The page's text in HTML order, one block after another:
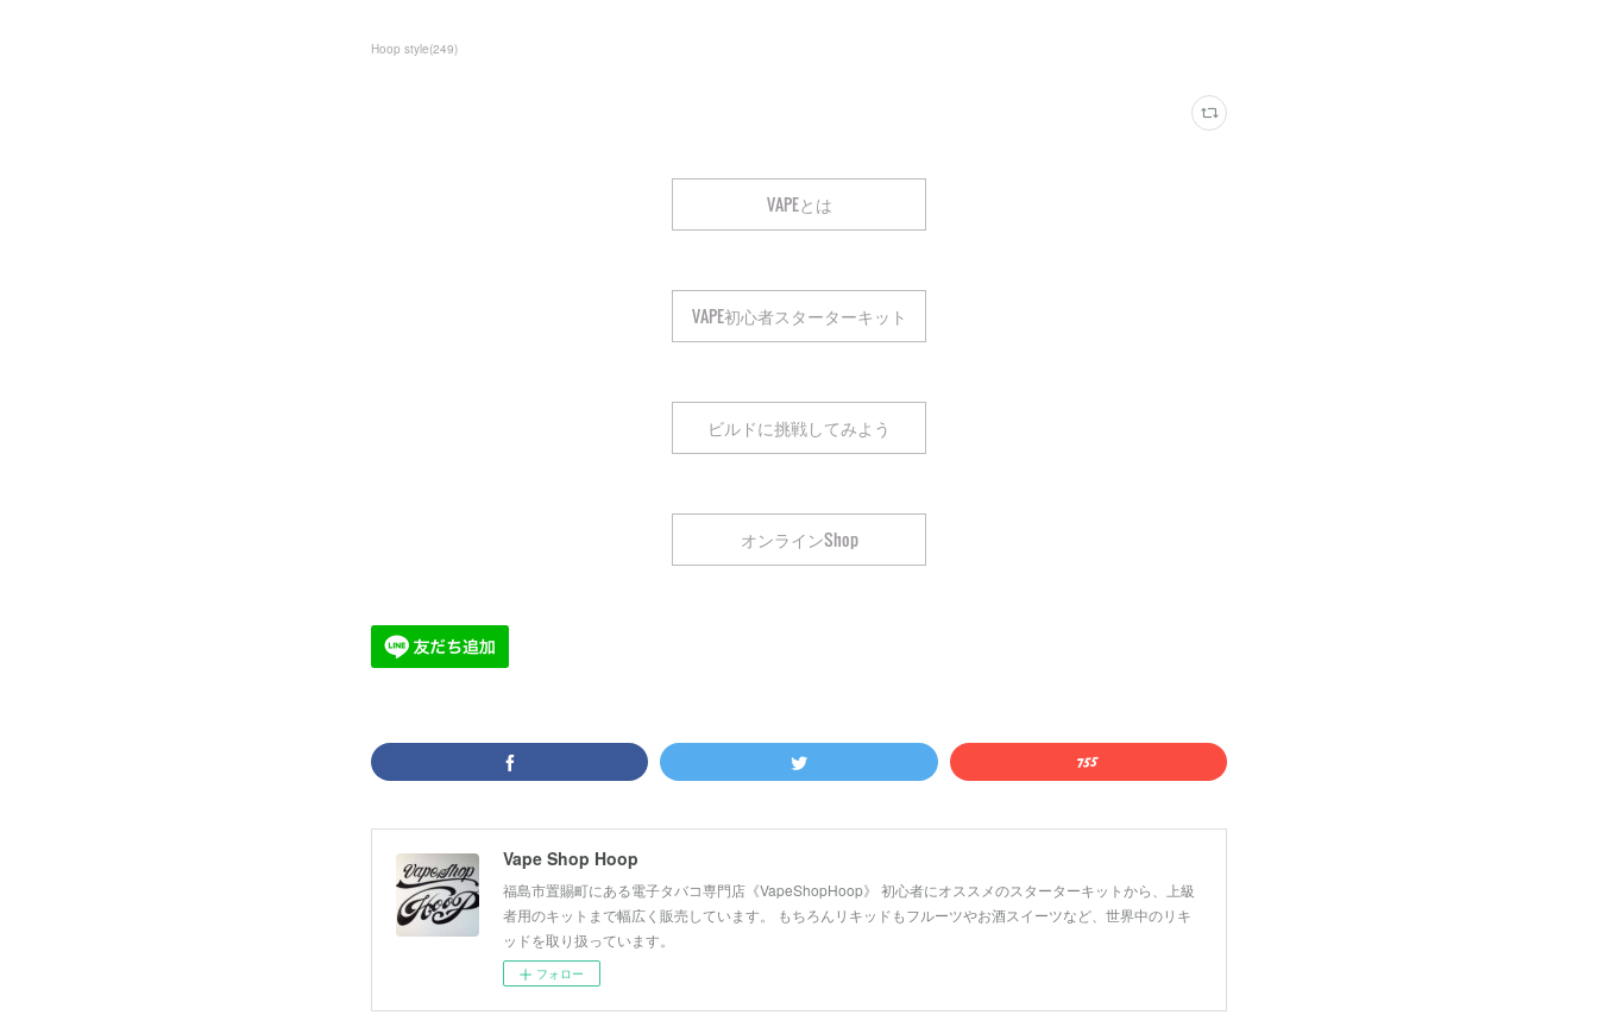
Hoop style(249)
VAPEとは
VAPE初心者スターターキット
ビルドに挑戦してみよう
オンラインShop
Vape Shop Hoop
福島市置賜町にある電子タバコ専門店《VapeShopHoop》 初心者にオススメのスターターキットから、上級
者用のキットまで幅広く販売しています。 もちろんリキッドもフルーツやお酒スイーツなど、世界中のリキ
ッドを取り扱っています。
フォロー